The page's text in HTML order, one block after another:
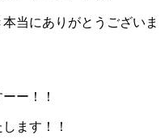
当にありがとうございま
ー！！
ます！！